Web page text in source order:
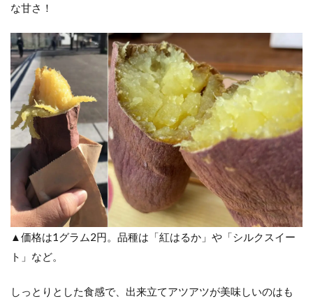
な甘さ！
▲価格は1グラム2円。品種は「紅はるか」や「シルクスイー
ト」など。
しっとりとした食感で、出来立てアツアツが美味しいのはも